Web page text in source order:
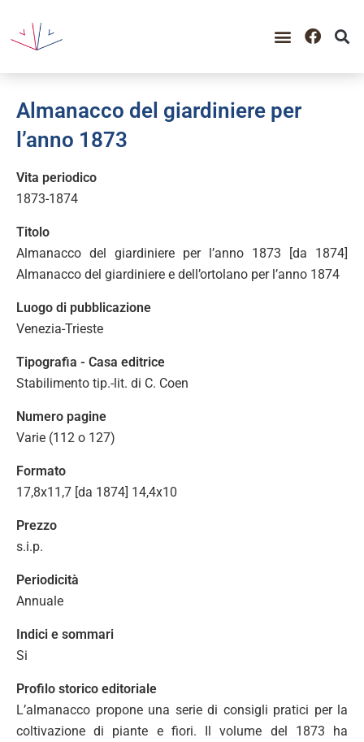
Almanacco del giardiniere per
l’anno 1873
Vita periodico
1873-1874
Titolo
Almanacco del giardiniere per l’anno 1873 [da 1874]
Almanacco del giardiniere e dell’ortolano per l’anno 1874
Luogo di pubblicazione
Venezia-Trieste
Tipografia - Casa editrice
Stabilimento tip.-lit. di C. Coen
Numero pagine
Varie (112 o 127)
Formato
17,8x11,7 [da 1874] 14,4x10
Prezzo
s.i.p.
Periodicità
Annuale
Indici e sommari
Si
Profilo storico editoriale
L’almanacco propone una serie di consigli pratici per la
coltivazione di piante e fiori. Il volume del 1873 ha